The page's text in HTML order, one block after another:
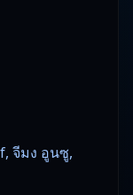
จีมง อูนซู,